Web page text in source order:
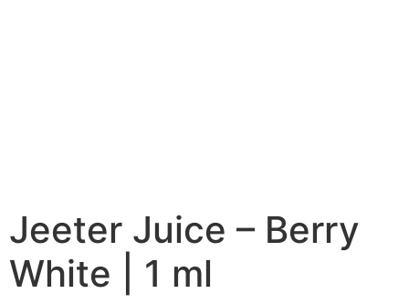
Jeeter Juice – Berry
White | 1 ml